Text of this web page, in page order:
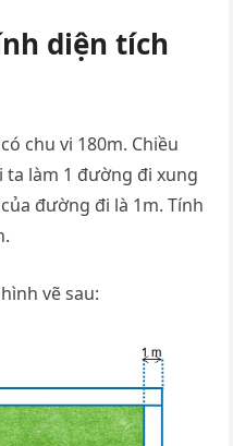
diện tích
chu vi 180m. Chiều
làm 1 đường đi xung
đường đi là 1m. Tính
vẽ sau: